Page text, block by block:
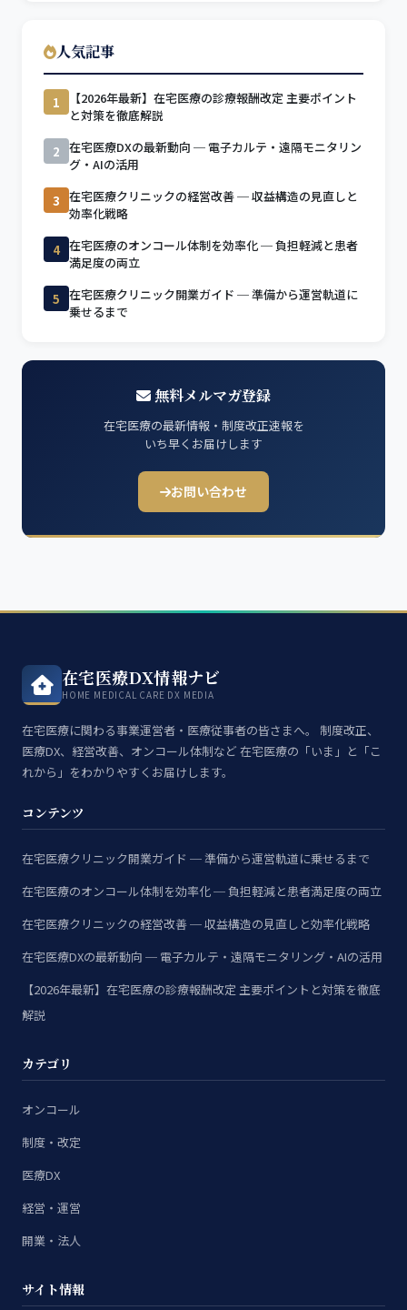
人気記事
1
【2026年最新】在宅医療の診療報酬改定 主要ポイント
と対策を徹底解説
2 在宅医療DXの最新動向 ─ 電子カルテ・遠隔モニタリン
グ・AIの活用
3 在宅医療クリニックの経営改善 ─ 収益構造の見直しと
効率化戦略
4 在宅医療のオンコール体制を効率化 ─ 負担軽減と患者
満足度の両立
5 在宅医療クリニック開業ガイド ─ 準備から運営軌道に
乗せるまで
無料メルマガ登録
在宅医療の最新情報・制度改正速報を
いち早くお届けします
お問い合わせ
在宅医療DX情報ナビ
HOME MEDICAL CARE DX MEDIA
在宅医療に関わる事業運営者・医療従事者の皆さまへ。 制度改正、
医療DX、経営改善、オンコール体制など 在宅医療の「いま」と「こ
れから」をわかりやすくお届けします。
コンテンツ
在宅医療クリニック開業ガイド ─ 準備から運営軌道に乗せるまで
在宅医療のオンコール体制を効率化 ─ 負担軽減と患者満足度の両立
在宅医療クリニックの経営改善 ─ 収益構造の見直しと効率化戦略
在宅医療DXの最新動向 ─ 電子カルテ・遠隔モニタリング・AIの活用
【2026年最新】在宅医療の診療報酬改定 主要ポイントと対策を徹底
解説
カテゴリ
オンコール
制度・改定
医療DX
経営・運営
開業・法人
サイト情報